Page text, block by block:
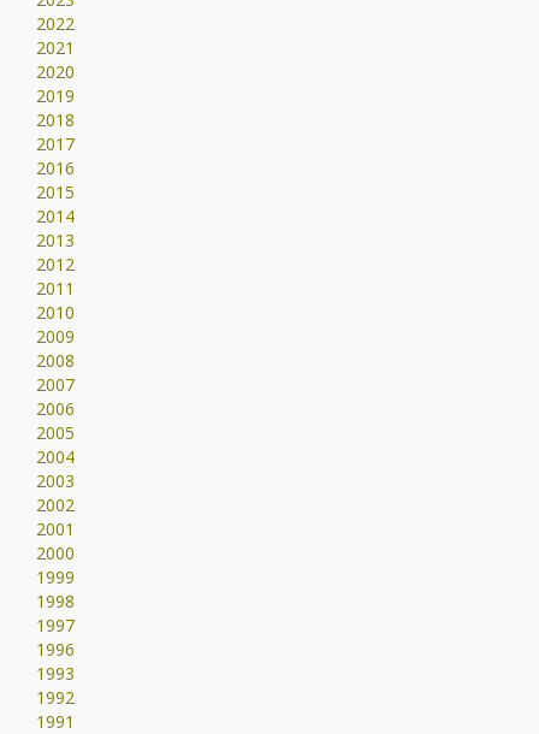
2022
2021
2020
2019
2018
2017
2016
2015
2014
2013
2012
2011
2010
2009
2008
2007
2006
2005
2004
2003
2002
2001
2000
1999
1998
1997
1996
1993
1992
1991